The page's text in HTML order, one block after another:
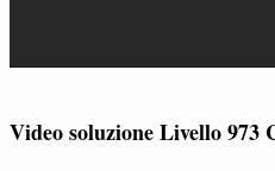
Video soluzione Livello 973